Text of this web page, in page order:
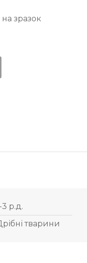
зразок
3 р.д.
тварини